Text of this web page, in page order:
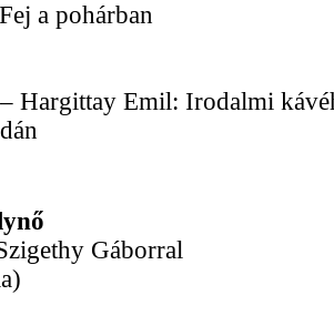
a pohárban
– Hargittay Emil: Irodalmi
Gáborral